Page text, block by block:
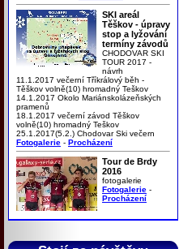
SKI areál
Těškov - úpravy
stop a lyžování
termíny závodů
CHODOVAR SKI
TOUR 2017 -
návrh
11.1.2017 večerní Tříkrálový běh -
Těškov volně(10) hromadný Teškov
14.1.2017 Okolo Mariánskolázeňských
pramenů
18.1.2017 večerní závod Těškov
volně(10) hromadný Teškov
25.1.2017(5.2.) Chodovar Ski večern
Fotogalerie - Procházení
Tour de Brdy
2016
fotogalerie
Fotogalerie -
Procházení